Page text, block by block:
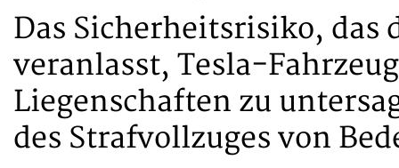
Das Sicherheitsrisiko, das
veranlasst, Tesla-
Liegenschaften zu
des Strafvollzuges von